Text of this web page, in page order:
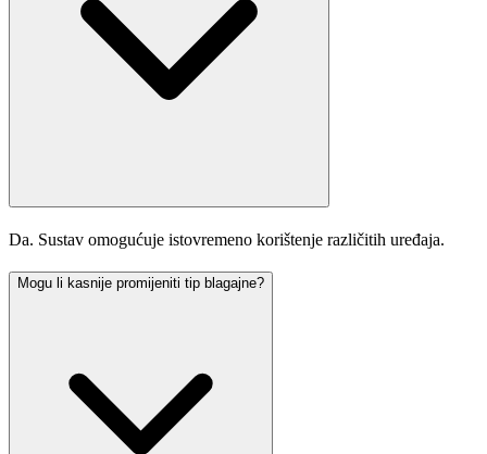
Da. Sustav omogućuje istovremeno korištenje različitih uređaja.
Mogu li kasnije promijeniti tip blagajne?